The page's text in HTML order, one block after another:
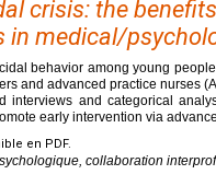
crisis: the
in medical/
behavior among young
and advanced practice nurses
interviews and categorical
early intervention via
en PDF.
collaboration